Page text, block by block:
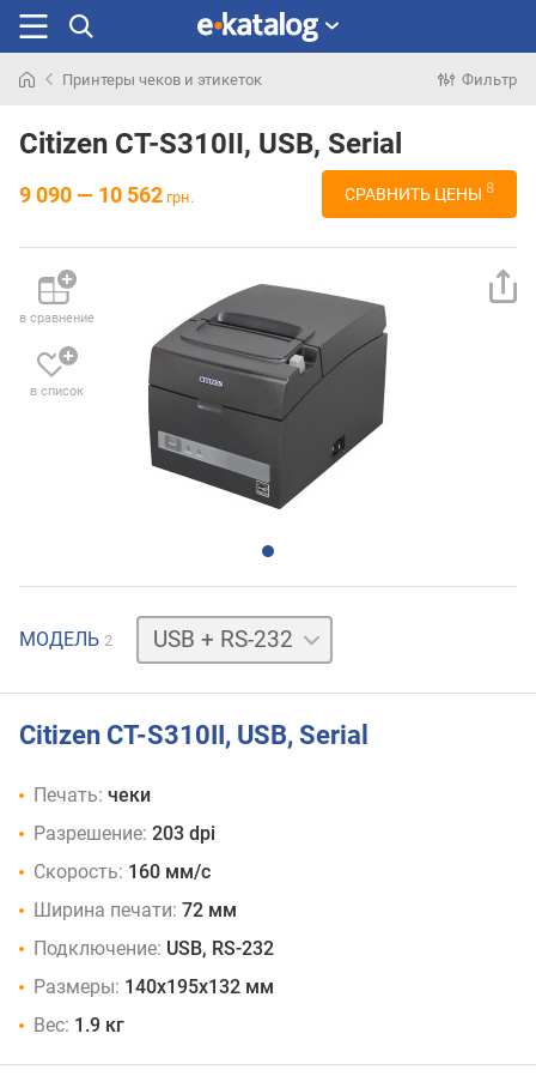
раньше
Принтеры чеков и этикеток Фильтр
Citizen CT-S310II, USB, Serial
9 090 — 10 562 грн. СРАВНИТЬ ЦЕНЫ 8
в сравнение
в список
МОДЕЛЬ 2
USB
Citizen CT-S310II, USB, Serial
Печать: чеки
Разрешение: 203 dpi
Скорость: 160 мм/с
Ширина печати: 72 мм
Подключение: USB, RS-232
Размеры: 140x195x132 мм
Вес: 1.9 кг